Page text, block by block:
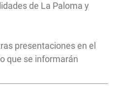
de La Paloma y
presentaciones en el
que se informarán